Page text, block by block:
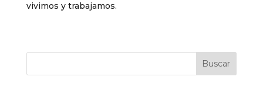
vivimos y trabajamos.
Buscar